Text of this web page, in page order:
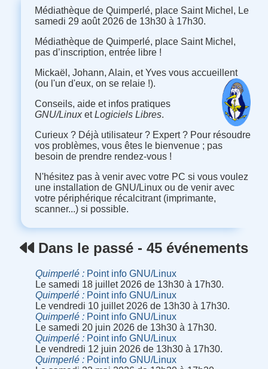
Médiathèque de Quimperlé, place Saint Michel, Le
samedi 29 août 2026 de 13h30 à 17h30.
Médiathèque de Quimperlé, place Saint Michel,
pas d’inscription, entrée libre !
Mickaël, Johann, Alain, et Yves vous accueillent
(ou l'un d'eux, on se relaie !).
Conseils, aide et infos pratiques
GNU/LinuxetLogiciels Libres.
Curieux ? Déjà utilisateur ? Expert ? Pour résoudre
vos problèmes, vous êtes le bienvenue ; pas
besoin de prendre rendez-vous !
N'hésitez pas à venir avec votre PC si vous voulez
une installation de GNU/Linux ou de venir avec
votre périphérique récalcitrant (imprimante,
scanner...) si possible.
Dans le passé - 45 événements
Quimperlé
Point info GNU/Linux
Le samedi 18 juillet 2026 de 13h30 à 17h30.
Quimperlé
Point info GNU/Linux
Le vendredi 10 juillet 2026 de 13h30 à 17h30.
Quimperlé
Point info GNU/Linux
Le samedi 20 juin 2026 de 13h30 à 17h30.
Quimperlé
Point info GNU/Linux
Le vendredi 12 juin 2026 de 13h30 à 17h30.
Quimperlé
Point info GNU/Linux